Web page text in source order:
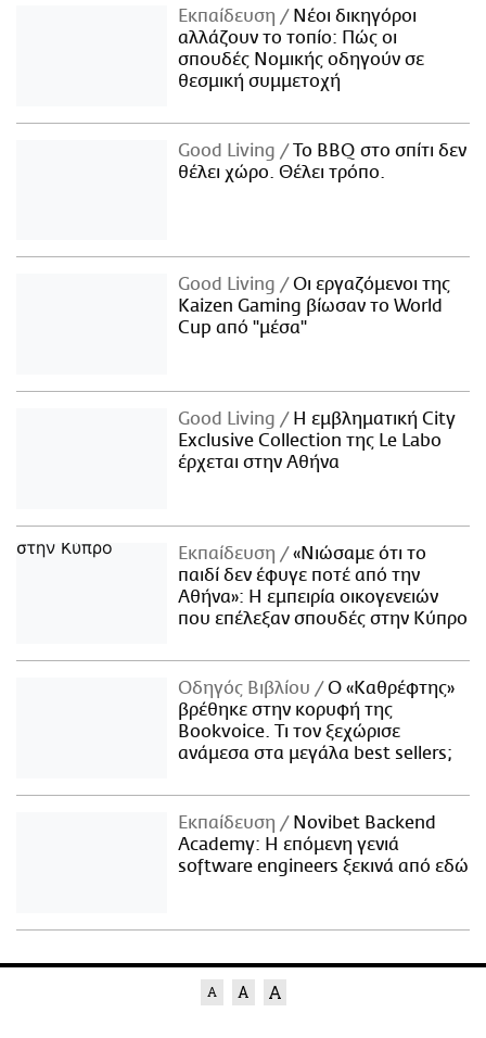
Εκπαίδευση
Νέοι δικηγόροι
αλλάζουν το τοπίο: Πώς οι
σπουδές Νομικής οδηγούν σε
θεσμική συμμετοχή
Good Living
Το BBQ στο σπίτι δεν
θέλει χώρο. Θέλει τρόπο.
Good Living
Οι εργαζόμενοι της
Kaizen Gaming βίωσαν το World
Cup από "μέσα"
Good Living
Η εμβληματική City
Exclusive Collection της Le Labo
έρχεται στην Αθήνα
Εκπαίδευση
«Νιώσαμε ότι το
παιδί δεν έφυγε ποτέ από την
Αθήνα»: Η εμπειρία οικογενειών
που επέλεξαν σπουδές στην Κύπρο
Οδηγός Βιβλίου
Ο «Καθρέφτης»
βρέθηκε στην κορυφή της
Bookvoice. Τι τον ξεχώρισε
ανάμεσα στα μεγάλα best sellers;
Εκπαίδευση
Novibet Backend
Academy: Η επόμενη γενιά
software engineers ξεκινά από εδώ